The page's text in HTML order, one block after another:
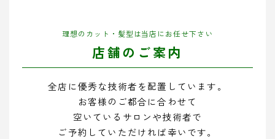
理想のカット・髪型は当店にお任せ下さい
店舗のご案内
全店に優秀な技術者を配置しています。
お客様のご都合に合わせて
空いているサロンや技術者で
ご予約していただければ幸いです。